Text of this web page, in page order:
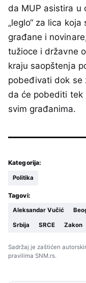
da MUP asistira u
„leglo“ za lica
građane i
tužioce i državne
kraju saopštenja
pobeđivati dok se
da će pobediti tek
svim građanima.
Kategorija:
Politika
Tagovi:
Aleksandar Vučić
Srbija SRCE Zakon
Sadržaj je zaštićen
pravilima SNM.rs.